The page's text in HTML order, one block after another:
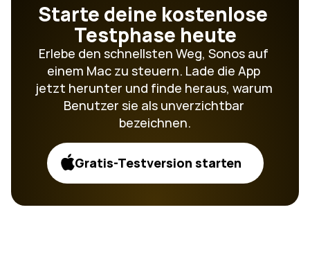
Starte deine kostenlose
Testphase heute
Erlebe den schnellsten Weg, Sonos auf
einem Mac zu steuern. Lade die App
jetzt herunter und finde heraus, warum
Benutzer sie als unverzichtbar
bezeichnen.
Gratis-Testversion starten